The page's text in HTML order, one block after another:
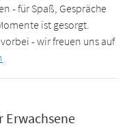
- für Spaß, Gespräche
ist gesorgt.
- wir freuen uns auf
Erwachsene